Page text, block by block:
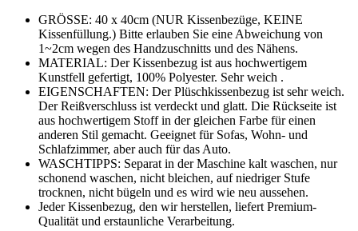
GRÖSSE: 40 x 40cm (NUR Kissenbezüge, KEINE
Kissenfüllung.) Bitte erlauben Sie eine Abweichung von
1~2cm wegen des Handzuschnitts und des Nähens.
MATERIAL: Der Kissenbezug ist aus hochwertigem
Kunstfell gefertigt, 100% Polyester. Sehr weich .
EIGENSCHAFTEN: Der Plüschkissenbezug ist sehr weich.
Der Reißverschluss ist verdeckt und glatt. Die Rückseite ist
aus hochwertigem Stoff in der gleichen Farbe für einen
anderen Stil gemacht. Geeignet für Sofas, Wohn- und
Schlafzimmer, aber auch für das Auto.
WASCHTIPPS: Separat in der Maschine kalt waschen, nur
schonend waschen, nicht bleichen, auf niedriger Stufe
trocknen, nicht bügeln und es wird wie neu aussehen.
Jeder Kissenbezug, den wir herstellen, liefert Premium-
Qualität und erstaunliche Verarbeitung.